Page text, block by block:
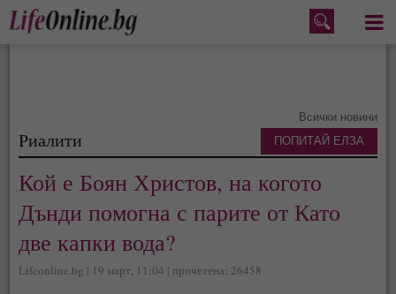
Меню
Всички новини
Риалити
Кой е Боян Христов, на когото
Дънди помогна с парите от Като
две капки вода?
Lifeonline.bg | 19 март, 11:04 | прочетена: 26458
ПОПИТАЙ ЕЛЗА